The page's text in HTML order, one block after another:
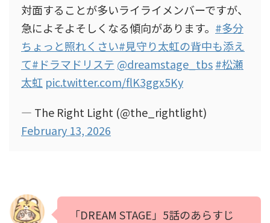
対面することが多いライライメンバーですが、
急によそよそしくなる傾向があります。 #多分
ちょっと照れくさい#見守り太虹の背中も添え
て#ドラマドリステ @dreamstage_tbs#松瀬
太虹 pic.twitter.com/flK3ggx5Ky
— The Right Light (@the_rightlight)
February 13, 2026
「DREAM STAGE」5話のあらすじ